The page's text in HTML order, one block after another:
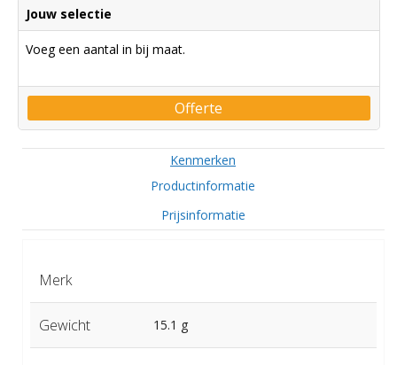
Jouw selectie
Voeg een aantal in bij maat.
Offerte
Kenmerken
Productinformatie
Prijsinformatie
Merk
Gewicht 15.1 g